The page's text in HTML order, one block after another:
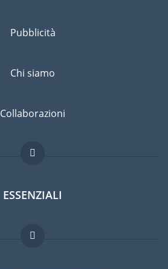
Pubblicità
Chi siamo
Collaborazioni
ESSENZIALI
Forum per expat